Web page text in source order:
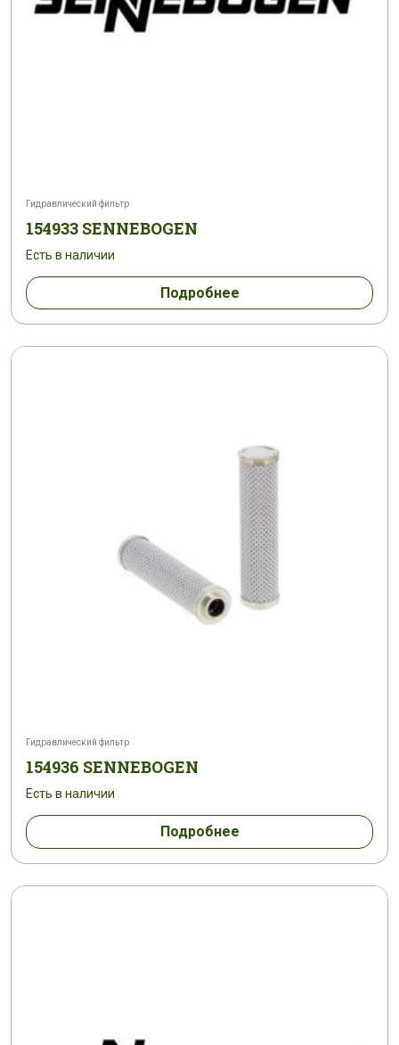
Гидравлический фильтр
154933 SENNEBOGEN
Есть в наличии
Подробнее
Гидравлический фильтр
154936 SENNEBOGEN
Есть в наличии
Подробнее